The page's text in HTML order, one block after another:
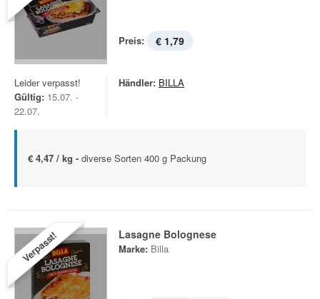
Preis: € 1,79
Leider verpasst!
Gültig: 15.07. -
22.07.
Händler: BILLA
€ 4,47 / kg - diverse Sorten 400 g Packung
Verpasst! Lasagne Bolognese
Marke: Billa